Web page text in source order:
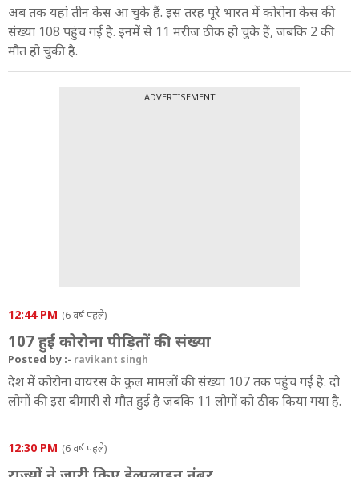
अब तक यहां तीन केस आ चुके हैं. इस तरह पूरे भारत में कोरोना केस की
संख्या 108 पहुंच गई है. इनमें से 11 मरीज ठीक हो चुके हैं, जबकि 2 की
मौत हो चुकी है.
ADVERTISEMENT
12:44 PM (6 वर्ष पहले)
107 हुई कोरोना पीड़ितों की संख्या
Posted by :- ravikant singh
देश में कोरोना वायरस के कुल मामलों की संख्या 107 तक पहुंच गई है. दो
लोगों की इस बीमारी से मौत हुई है जबकि 11 लोगों को ठीक किया गया है.
12:30 PM (6 वर्ष पहले)